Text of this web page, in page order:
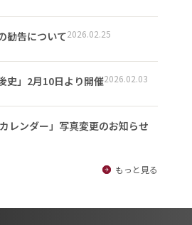
勧告について2026.02.25
史」2月10日より開催2026.02.03
レンダー」写真変更のお知らせ
もっと見る